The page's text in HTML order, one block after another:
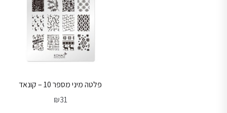
פלטה מיני מספר 10 – קונאד
₪31